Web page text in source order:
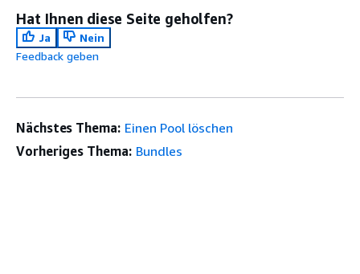
Hat Ihnen diese Seite geholfen?
Ja
Nein
Feedback geben
Nächstes Thema: Einen Pool löschen
Vorheriges Thema: Bundles